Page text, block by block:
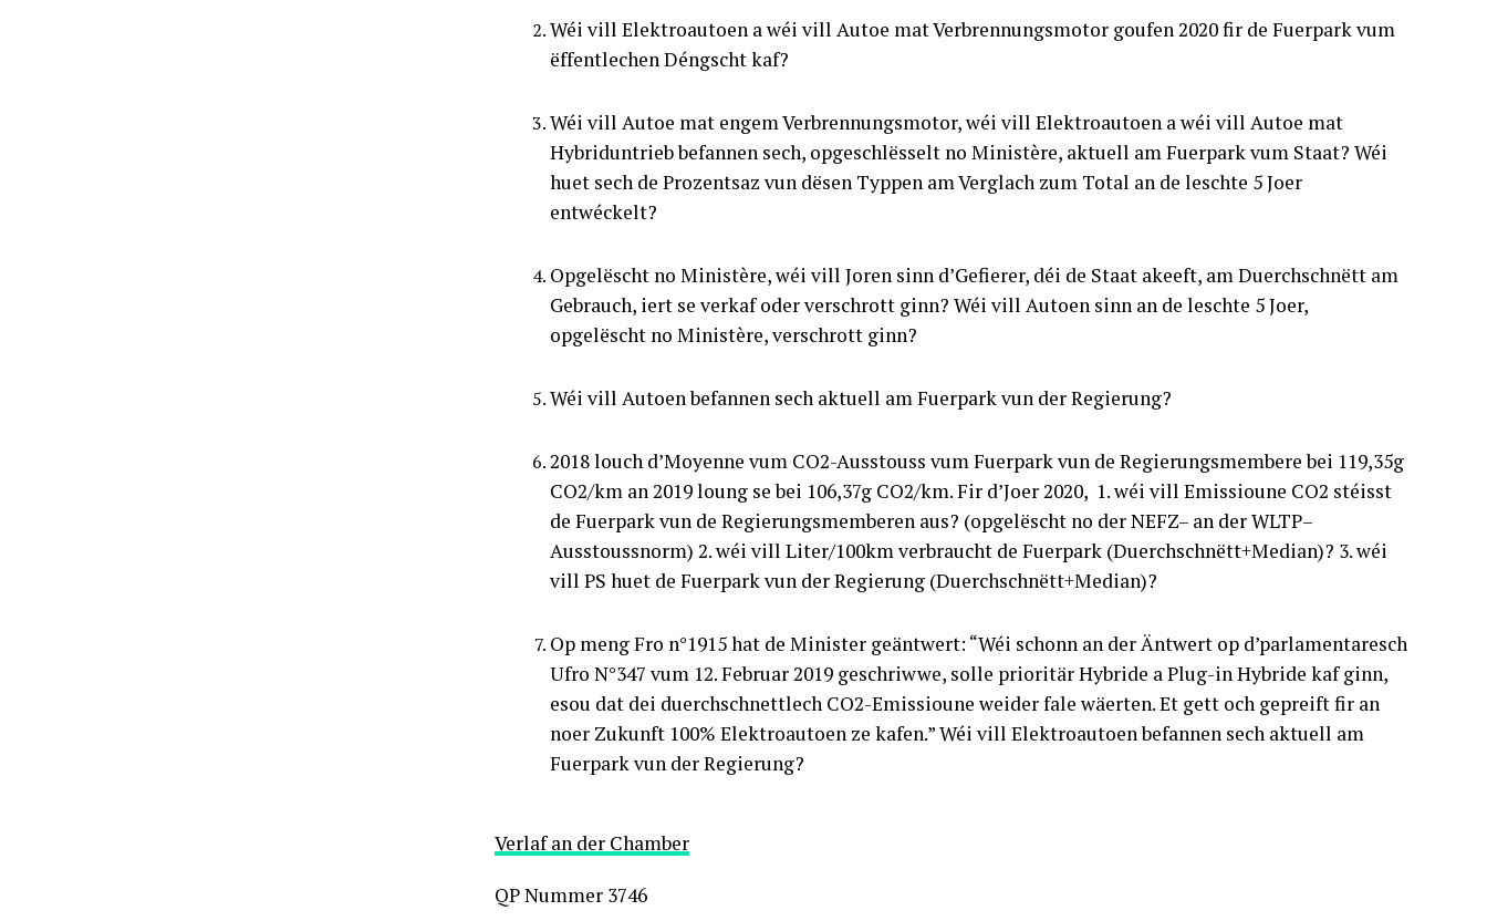
Wéi vill Elektroautoen a wéi vill Autoe mat Verbrennungsmotor goufen 2020 fir de Fuerpark vum
ëffentlechen Déngscht kaf?
Wéi vill Autoe mat engem Verbrennungsmotor, wéi vill Elektroautoen a wéi vill Autoe mat
Hybriduntrieb befannen sech, opgeschlësselt no Ministère, aktuell am Fuerpark vum Staat? Wéi
huet sech de Prozentsaz vun dësen Typpen am Verglach zum Total an de leschte 5 Joer
entwéckelt?
Opgelëscht no Ministère, wéi vill Joren sinn d’Gefierer, déi de Staat akeeft, am Duerchschnëtt am
Gebrauch, iert se verkaf oder verschrott ginn? Wéi vill Autoen sinn an de leschte 5 Joer,
opgelëscht no Ministère, verschrott ginn?
Wéi vill Autoen befannen sech aktuell am Fuerpark vun der Regierung?
2018 louch d’Moyenne vum CO2-Ausstouss vum Fuerpark vun de Regierungsmembere bei 119,35g
CO2/km an 2019 loung se bei 106,37g CO2/km. Fir d’Joer 2020, 1. wéi vill Emissioune CO2 stéisst
de Fuerpark vun de Regierungsmemberen aus? (opgelëscht no der NEFZ– an der WLTP–
Ausstoussnorm) 2. wéi vill Liter/100km verbraucht de Fuerpark (Duerchschnëtt+Median)? 3. wéi
vill PS huet de Fuerpark vun der Regierung (Duerchschnëtt+Median)?
Op meng Fro n°1915 hat de Minister geäntwert: “Wéi schonn an der Äntwert op d’parlamentaresch
Ufro N°347 vum 12. Februar 2019 geschriwwe, solle prioritär Hybride a Plug-in Hybride kaf ginn,
esou dat dei duerchschnettlech CO2-Emissioune weider fale wäerten. Et gett och gepreift fir an
noer Zukunft 100% Elektroautoen ze kafen.” Wéi vill Elektroautoen befannen sech aktuell am
Fuerpark vun der Regierung?
Verlaf an der Chamber
QP Nummer 3746